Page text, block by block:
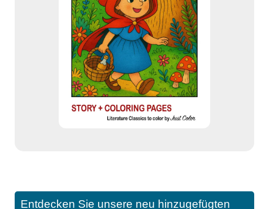
Entdecken Sie unsere neu hinzugefügten